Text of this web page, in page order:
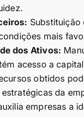
Substituição
mais
dos Ativos:
acesso a
obtidos
da
empresas a